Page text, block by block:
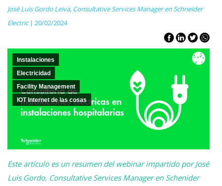
José Luis Gordo Leiva, Consultative Services Manager en Schneider
Electric | 20/02/2024
Instalaciones
Electricidad
Facility Management
IOT Internet de las cosas
Este artículo es un resumen del webinar impartido por José
Luis Gordo, Consultative Services Manager en Schenider